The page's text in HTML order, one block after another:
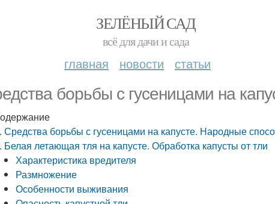
ЗЕЛЁНЫЙ САД
всё для дачи и сада
главная новости статьи
борьбы с гусеницами на
Средства борьбы с гусеницами на капусте. Народные
Белая летающая тля на капусте. Обработка капусты от тли
Характеристика вредителя
Размножение
Особенности выживания